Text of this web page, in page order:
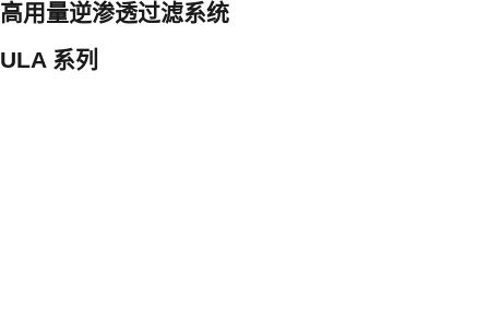
高用量逆渗透过滤系统
ULA 系列